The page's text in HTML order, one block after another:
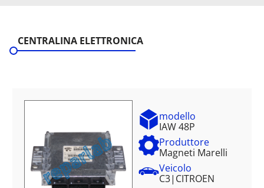
CENTRALINA ELETTRONICA
modello
IAW 48P
Produttore
Magneti Marelli
Veicolo
C3| CITROEN